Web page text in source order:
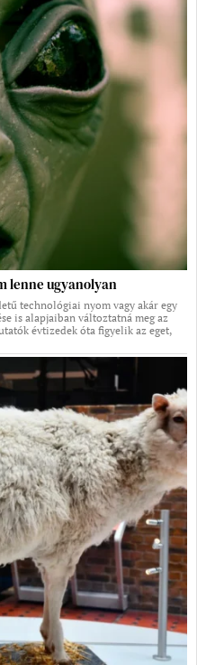
lenne ugyanolyan
technológiai nyom vagy akár egy
is alapjaiban változtatná meg az
évtizedek óta figyelik az eget,